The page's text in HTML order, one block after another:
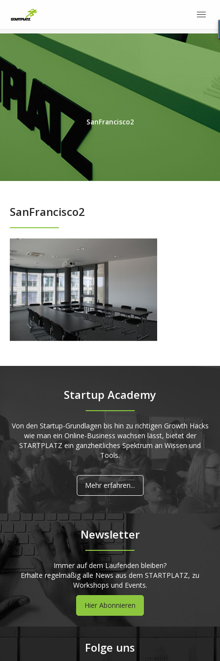
SanFrancisco2
SanFrancisco2
Startup Academy
Von den Startup-Grundlagen bis hin zu richtigen Growth Hacks
wie man ein Online-Business wachsen lässt, bietet der
STARTPLATZ ein ganzheitliches Spektrum an Wissen und
Tools.
Mehr erfahren...
Newsletter
Immer auf dem Laufenden bleiben?
Erhalte regelmäßig alle News aus dem STARTPLATZ, zu
Workshops und Events.
Hier Abonnieren
Folge uns